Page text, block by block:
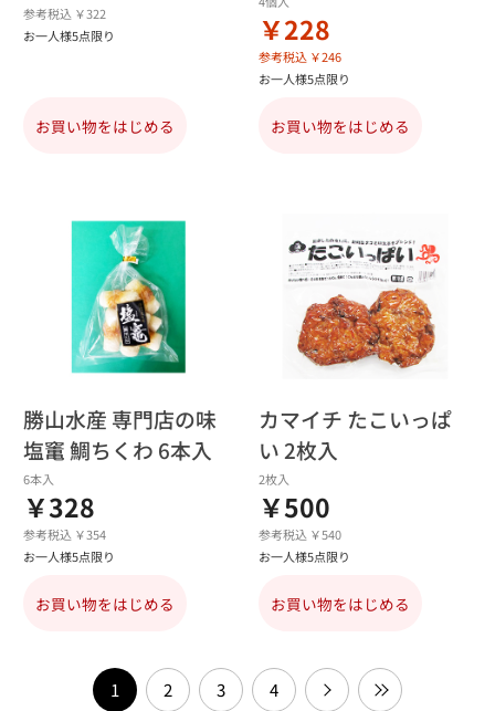
参考税込 ￥322
お一人様5点限り
お買い物をはじめる
￥228
参考税込 ￥246
お一人様5点限り
お買い物をはじめる
勝山水産 専門店の味
塩竃 鯛ちくわ 6本入
6本入
￥328
参考税込 ￥354
お一人様5点限り
お買い物をはじめる
カマイチ たこいっぱ
い 2枚入
2枚入
￥500
参考税込 ￥540
お一人様5点限り
お買い物をはじめる
1 2 3 4